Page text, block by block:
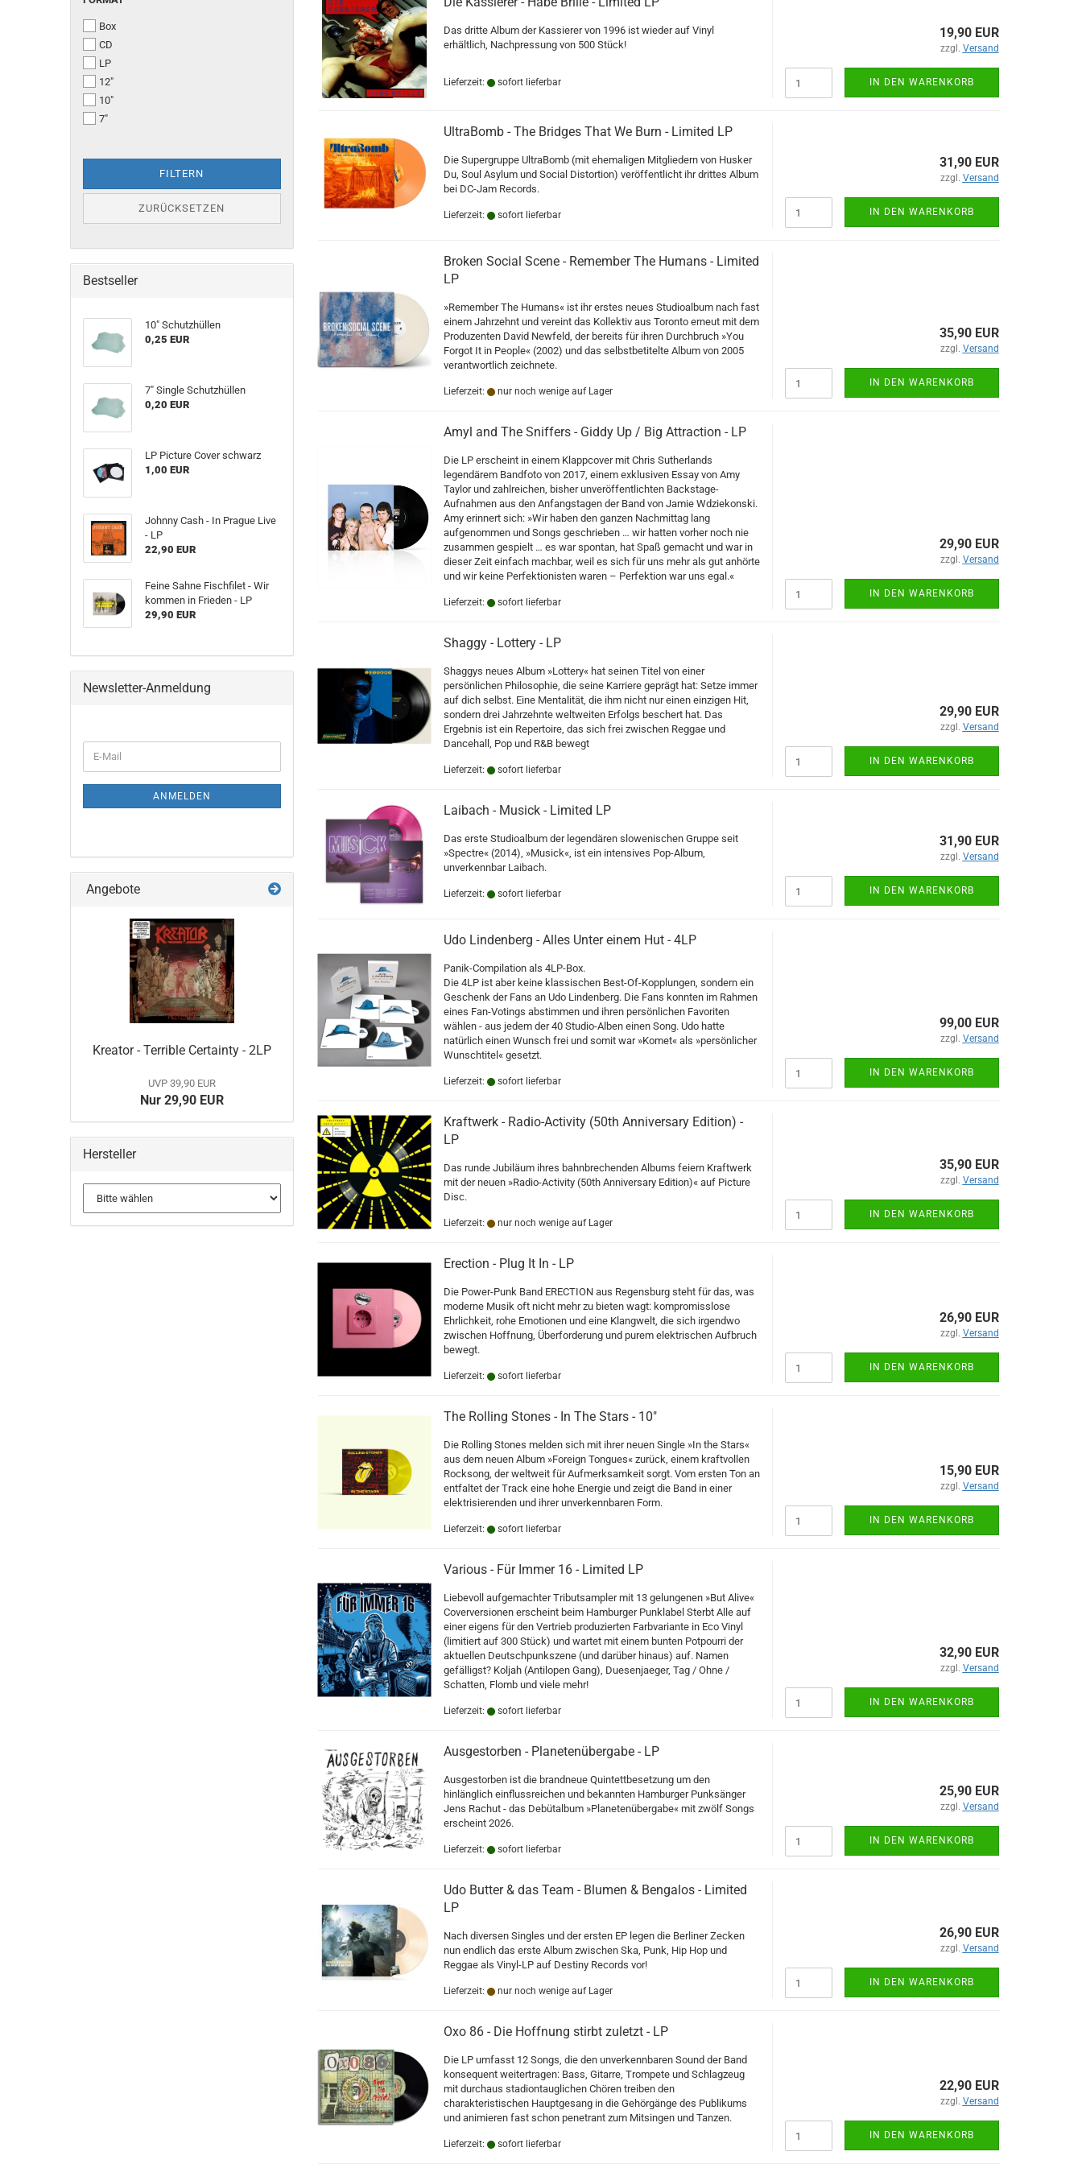
Das dritte Album der Kassierer von 1996 ist wieder auf Vinyl
erhältlich, Nachpressung von 500 Stück!
Lieferzeit: sofort lieferbar
19,90 EUR
zzgl. Versand
IN DEN WARENKORB
UltraBomb - The Bridges That We Burn - Limited LP
Die Supergruppe UltraBomb (mit ehemaligen Mitgliedern von Husker
Du, Soul Asylum und Social Distortion) veröffentlicht ihr drittes Album
bei DC-Jam Records.
Lieferzeit: sofort lieferbar
31,90 EUR
zzgl. Versand
IN DEN WARENKORB
Broken Social Scene - Remember The Humans - Limited
LP
»Remember The Humans« ist ihr erstes neues Studioalbum nach fast
einem Jahrzehnt und vereint das Kollektiv aus Toronto erneut mit dem
Produzenten David Newfeld, der bereits für ihren Durchbruch »You
Forgot It in People« (2002) und das selbstbetitelte Album von 2005
verantwortlich zeichnete.
Lieferzeit: nur noch wenige auf Lager
35,90 EUR
zzgl. Versand
IN DEN WARENKORB
Amyl and The Sniffers - Giddy Up / Big Attraction - LP
Die LP erscheint in einem Klappcover mit Chris Sutherlands
legendärem Bandfoto von 2017, einem exklusiven Essay von Amy
Taylor und zahlreichen, bisher unveröffentlichten Backstage-
Aufnahmen aus den Anfangstagen der Band von Jamie Wdziekonski.
Amy erinnert sich: »Wir haben den ganzen Nachmittag lang
aufgenommen und Songs geschrieben … wir hatten vorher noch nie
zusammen gespielt … es war spontan, hat Spaß gemacht und war in
dieser Zeit einfach machbar, weil es sich für uns mehr als gut anhörte
und wir keine Perfektionisten waren – Perfektion war uns egal.«
Lieferzeit: sofort lieferbar
29,90 EUR
zzgl. Versand
IN DEN WARENKORB
Shaggy - Lottery - LP
Shaggys neues Album »Lottery« hat seinen Titel von einer
persönlichen Philosophie, die seine Karriere geprägt hat: Setze immer
auf dich selbst. Eine Mentalität, die ihm nicht nur einen einzigen Hit,
sondern drei Jahrzehnte weltweiten Erfolgs beschert hat. Das
Ergebnis ist ein Repertoire, das sich frei zwischen Reggae und
Dancehall, Pop und R&B bewegt
Lieferzeit: sofort lieferbar
29,90 EUR
zzgl. Versand
IN DEN WARENKORB
Laibach - Musick - Limited LP
Das erste Studioalbum der legendären slowenischen Gruppe seit
»Spectre« (2014), »Musick«, ist ein intensives Pop-Album,
unverkennbar Laibach.
Lieferzeit: sofort lieferbar
31,90 EUR
zzgl. Versand
IN DEN WARENKORB
Udo Lindenberg - Alles Unter einem Hut - 4LP
Panik-Compilation als 4LP-Box.
Die 4LP ist aber keine klassischen Best-Of-Kopplungen, sondern ein
Geschenk der Fans an Udo Lindenberg. Die Fans konnten im Rahmen
eines Fan-Votings abstimmen und ihren persönlichen Favoriten
wählen - aus jedem der 40 Studio-Alben einen Song. Udo hatte
natürlich einen Wunsch frei und somit war »Komet« als »persönlicher
Wunschtitel« gesetzt.
Lieferzeit: sofort lieferbar
99,00 EUR
zzgl. Versand
IN DEN WARENKORB
Kraftwerk - Radio-Activity (50th Anniversary Edition) -
LP
Das runde Jubiläum ihres bahnbrechenden Albums feiern Kraftwerk
mit der neuen »Radio-Activity (50th Anniversary Edition)« auf Picture
Disc.
Lieferzeit: nur noch wenige auf Lager
35,90 EUR
zzgl. Versand
IN DEN WARENKORB
Erection - Plug It In - LP
Die Power-Punk Band ERECTION aus Regensburg steht für das, was
moderne Musik oft nicht mehr zu bieten wagt: kompromisslose
Ehrlichkeit, rohe Emotionen und eine Klangwelt, die sich irgendwo
zwischen Hoffnung, Überforderung und purem elektrischen Aufbruch
bewegt.
Lieferzeit: sofort lieferbar
26,90 EUR
zzgl. Versand
IN DEN WARENKORB
The Rolling Stones - In The Stars - 10"
Die Rolling Stones melden sich mit ihrer neuen Single »In the Stars«
aus dem neuen Album »Foreign Tongues« zurück, einem kraftvollen
Rocksong, der weltweit für Aufmerksamkeit sorgt. Vom ersten Ton an
entfaltet der Track eine hohe Energie und zeigt die Band in einer
elektrisierenden und ihrer unverkennbaren Form.
Lieferzeit: sofort lieferbar
15,90 EUR
zzgl. Versand
IN DEN WARENKORB
Various - Für Immer 16 - Limited LP
Liebevoll aufgemachter Tributsampler mit 13 gelungenen »But Alive«
Coverversionen erscheint beim Hamburger Punklabel Sterbt Alle auf
einer eigens für den Vertrieb produzierten Farbvariante in Eco Vinyl
(limitiert auf 300 Stück) und wartet mit einem bunten Potpourri der
aktuellen Deutschpunkszene (und darüber hinaus) auf. Namen
gefälligst? Koljah (Antilopen Gang), Duesenjaeger, Tag / Ohne /
Schatten, Flomb und viele mehr!
Lieferzeit: sofort lieferbar
32,90 EUR
zzgl. Versand
IN DEN WARENKORB
Ausgestorben - Planetenübergabe - LP
Ausgestorben ist die brandneue Quintettbesetzung um den
hinlänglich einflussreichen und bekannten Hamburger Punksänger
Jens Rachut - das Debütalbum »Planetenübergabe« mit zwölf Songs
erscheint 2026.
Lieferzeit: sofort lieferbar
25,90 EUR
zzgl. Versand
IN DEN WARENKORB
Udo Butter & das Team - Blumen & Bengalos - Limited
LP
Nach diversen Singles und der ersten EP legen die Berliner Zecken
nun endlich das erste Album zwischen Ska, Punk, Hip Hop und
Reggae als Vinyl-LP auf Destiny Records vor!
Lieferzeit: nur noch wenige auf Lager
26,90 EUR
zzgl. Versand
IN DEN WARENKORB
Oxo 86 - Die Hoffnung stirbt zuletzt - LP
Die LP umfasst 12 Songs, die den unverkennbaren Sound der Band
konsequent weitertragen: Bass, Gitarre, Trompete und Schlagzeug
mit durchaus stadiontauglichen Chören treiben den
charakteristischen Hauptgesang in die Gehörgänge des Publikums
und animieren fast schon penetrant zum Mitsingen und Tanzen.
Lieferzeit: sofort lieferbar
22,90 EUR
zzgl. Versand
IN DEN WARENKORB
Box
CD
LP
12"
10"
7"
FILTERN
ZURÜCKSETZEN
Bestseller
10" Schutzhüllen
0,25 EUR
7" Single Schutzhüllen
0,20 EUR
LP Picture Cover schwarz
1,00 EUR
Johnny Cash - In Prague Live
- LP
22,90 EUR
Feine Sahne Fischfilet - Wir
kommen in Frieden - LP
29,90 EUR
Newsletter-Anmeldung
ZUR
E-
Mail
ANMELDEN
Angebote
Kreator - Terrible Certainty - 2LP
UVP 39,90 EUR
Nur 29,90 EUR
Hersteller